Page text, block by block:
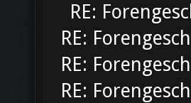
RE:
RE:
RE:
RE: